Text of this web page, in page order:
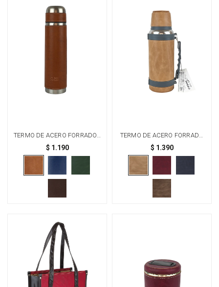
TERMO DE ACERO FORRADO -
NARANJA
$ 1.190
TERMO DE ACERO FORRADO
UN LITRO - BEIGE
$ 1.390